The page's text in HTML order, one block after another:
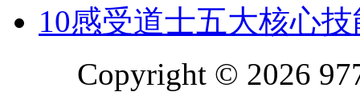
10感受道士五大核心
Copyright © 2026